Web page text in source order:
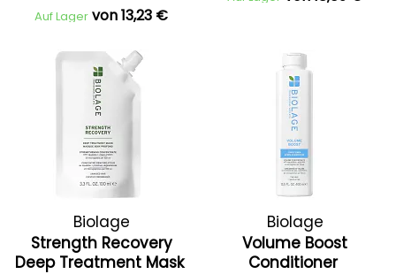
Haar
Auf Lager von 13,23 €
Biolage
Strength Recovery
Deep Treatment Mask
Biolage
Volume Boost
Conditioner